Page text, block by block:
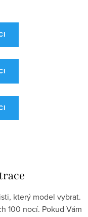
který model vybrat.
100 nocí. Pokud Vám